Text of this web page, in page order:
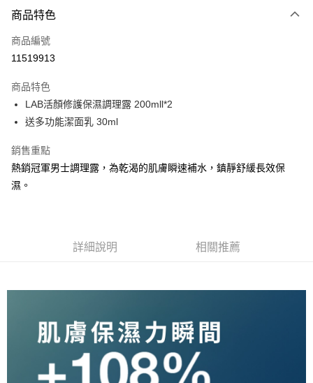
信用卡一次付款
超商取貨付款
Apple Pay
街口支付
悠遊付
Google Pay
付款後全家取貨
每筆NT$60，滿NT$2,000(含以上)免運費
萊爾富取貨付款
商品特色
商品編號
11519913
商品特色
LAB活顏修護保濕調理露 200mll*2
送多功能潔面乳 30ml
銷售重點
熱銷冠軍男士調理露，為乾渴的肌膚瞬速補水，鎮靜舒緩長效保
濕。
詳細說明 相關推薦